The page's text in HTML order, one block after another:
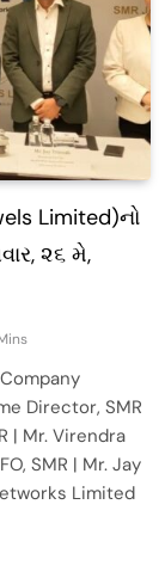
Limited)નો
૨૬ મે,
Director, SMR
| Mr. Virendra
SMR | Mr. Jay
Limited